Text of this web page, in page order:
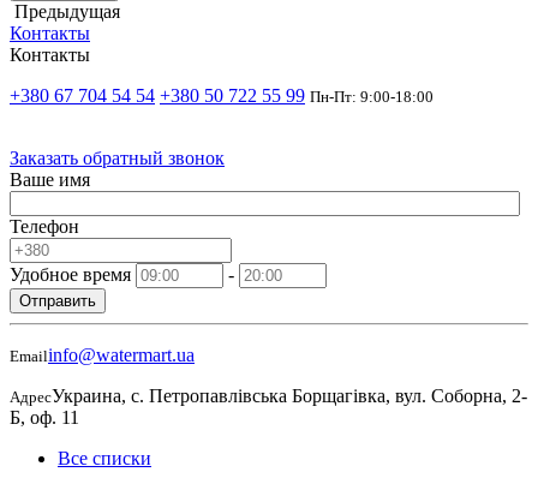
Предыдущая
Контакты
Контакты
+380 67 704 54 54 +380 50 722 55 99 Пн-Пт: 9:00-18:00
Заказать обратный звонок
Ваше имя
Телефон
Удобное время -
Отправить
Emailinfo@watermart.ua
АдресУкраина, с. Петропавлівська Борщагівка, вул. Соборна, 2-
Б, оф. 11
Все списки